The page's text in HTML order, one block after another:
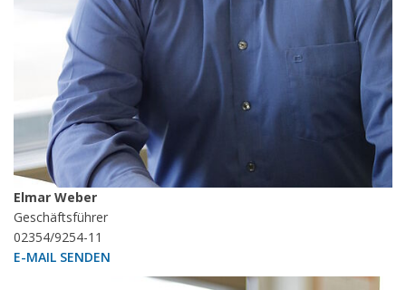
Elmar Weber
Geschäftsführer
02354/9254-11
E-MAIL SENDEN